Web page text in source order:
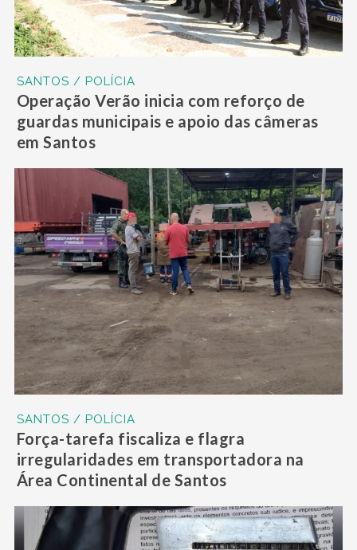
SANTOS / POLÍCIA
Operação Verão inicia com reforço de
guardas municipais e apoio das câmeras
em Santos
SANTOS / POLÍCIA
Força-tarefa fiscaliza e flagra
irregularidades em transportadora na
Área Continental de Santos